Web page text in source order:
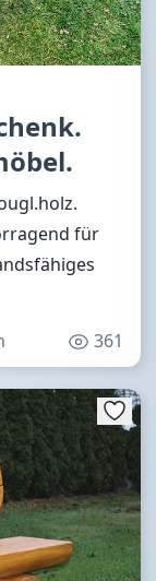
für
361